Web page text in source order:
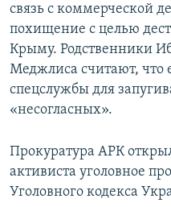
связь с коммерческой
похищение с целью
Крыму. Родственники
Меджлиса считают, что
спецслужбы для
«несогласных».
Прокуратура АРК
активиста уголовное
Уголовного кодекса